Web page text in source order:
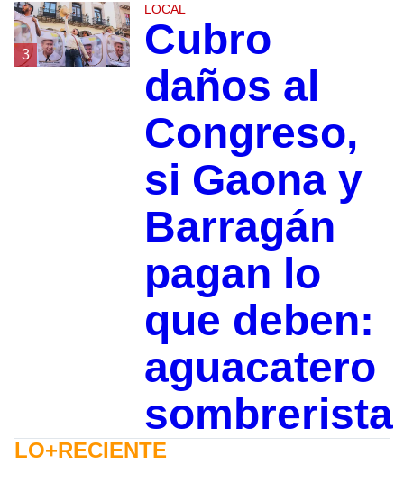
3
LOCAL
Cubro
daños al
Congreso,
si Gaona y
Barragán
pagan lo
que deben:
aguacatero
sombrerista
LO+RECIENTE